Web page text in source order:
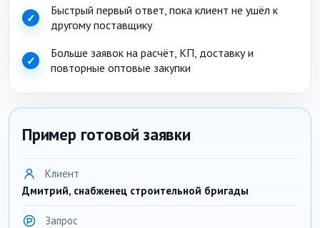
✓
Быстрый первый ответ, пока клиент не ушёл к
другому поставщику
✓
Больше заявок на расчёт, КП, доставку и
повторные оптовые закупки
Пример готовой заявки
Клиент
Дмитрий, снабженец строительной бригады
Запрос